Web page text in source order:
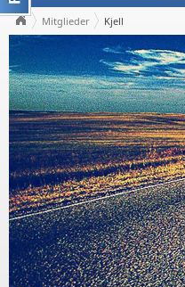
Mitglieder Kjell